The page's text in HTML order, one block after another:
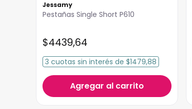
Jessamy
Pestañas Single Short P610
$4439,64
3 cuotas sin interés de $1479,88
Agregar al carrito